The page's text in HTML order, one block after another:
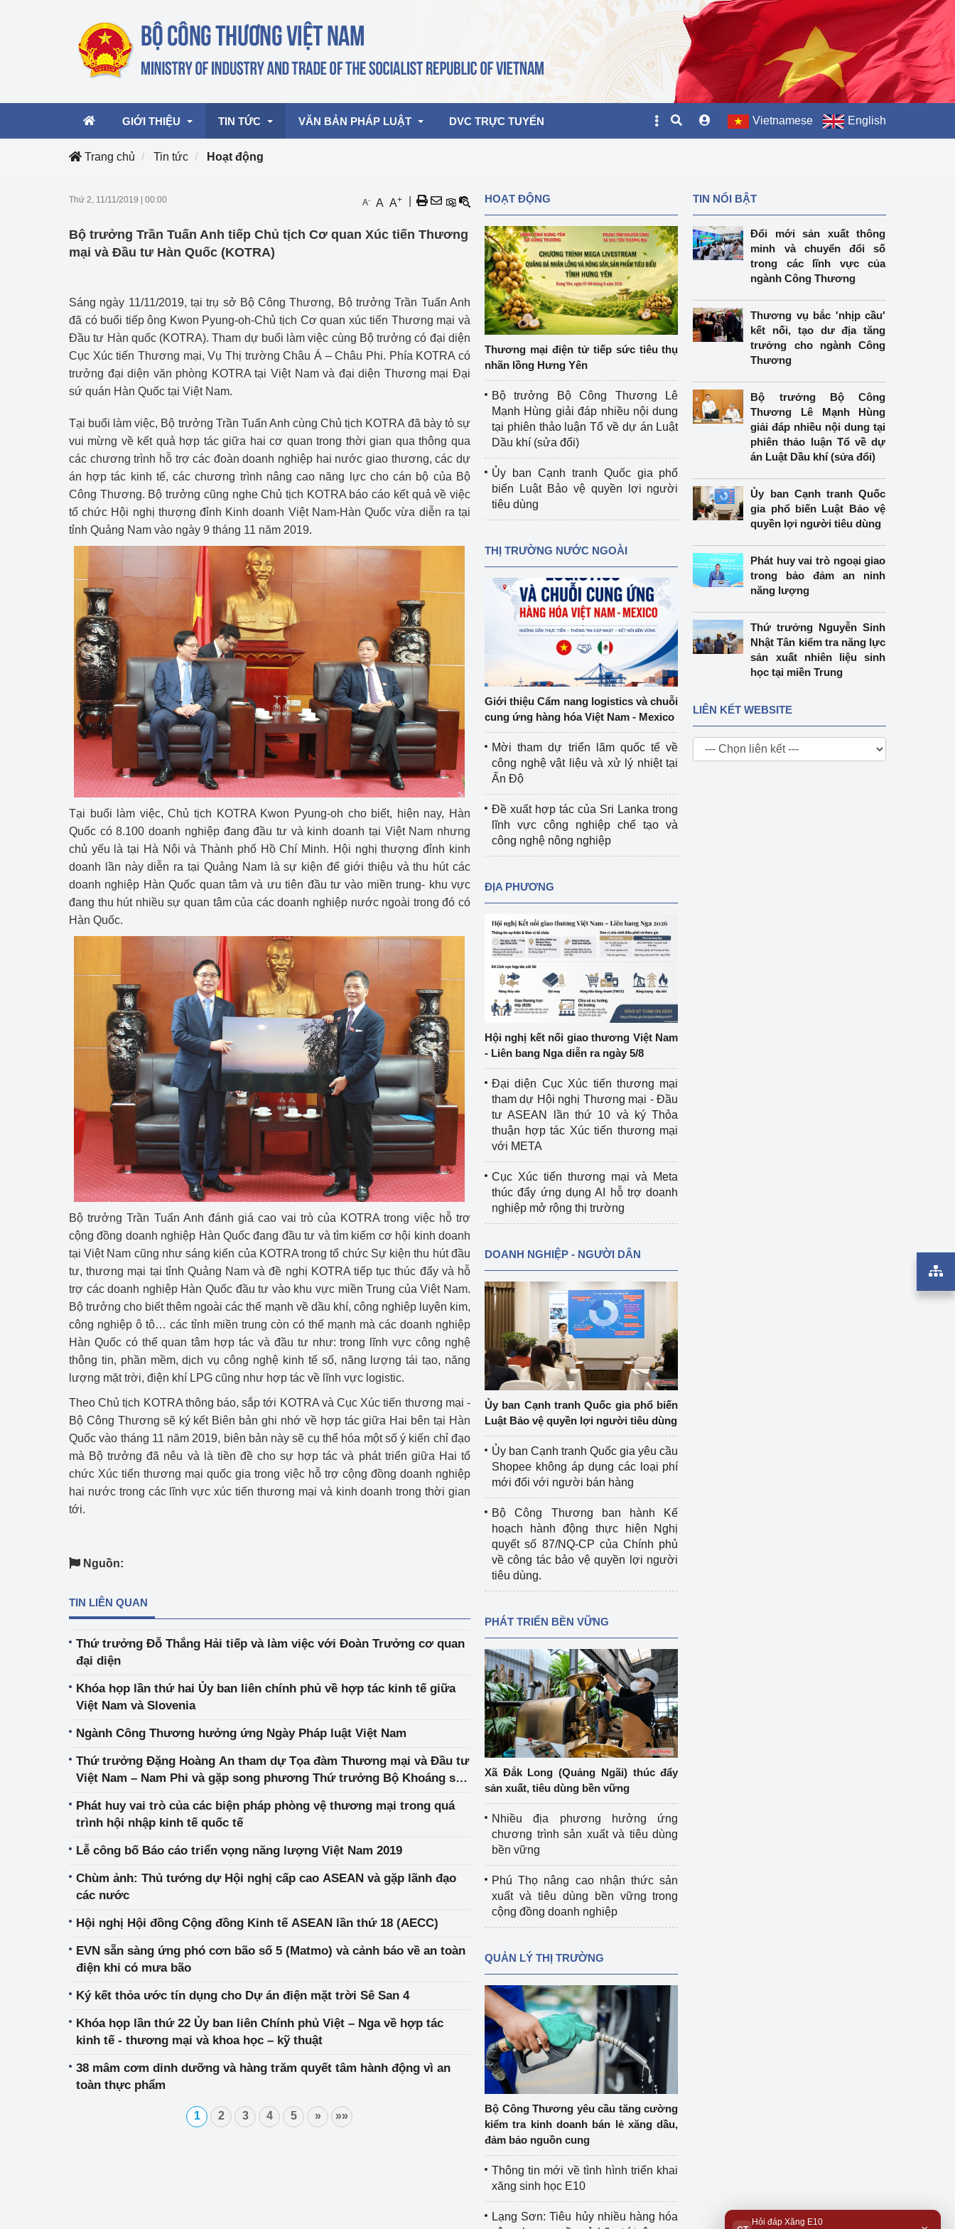
GIỚI THIỆU
Cơ cấu tổ chức
TIN TỨC
Hoạt động của Lãnh đạo Bộ
mại, Dịch vụ Việt Nam 2026
Hoạt động của Bộ trưởng
Công Thương - Công luận
Họp báo
Thông cáo báo chí
Chuyển đổi số
Lịch sử phát triển
Bản tin Thị trường Nông Lâm Thủy sản
Phát triển nguồn nhân lực
Phát triển bền vững
Tổ chức kiểm định
Tổ chức kiểm định kỹ thuật an toàn lao
Tổ chức được cấp GCN đăng ký, hoạt
động kiểm định thiết bị, dụng cụ điện
làm việc ở môi trường không có nguy
hiểm khí, bụi nổ
Cơ sở sản xuất, sửa chữa chai chứa
LPG
Tổ chức huấn luyện, bồi dưỡng
nghiệp vụ kiểm định kỹ thuật an toàn
lao động
Tái cơ cấu ngành Công Thương
Quản lý thị trường
Sử dụng năng lượng tiết kiệm và
hiệu quả
Hiệu quả năng lượng
Khoa học, công nghệ và đổi mới sáng
tạo
Thông báo
Bảo vệ môi trường Video bảo vệ môi trường
Album ảnh bảo vệ môi trường
Văn bản về môi trường
Đọc báo giúp bạn
Bảo vệ nền tảng tư tưởng của Đảng
Doanh nghiệp - Người dân
Xúc tiến thương mại Khu vực miền Bắc
Khu vực miền Trung
Khu vực miền Nam
Thị trường nước ngoài Hiệp định EVFTA
Thị trường châu Á – châu Phi
Thị trường châu Âu – châu Mỹ
Thị trường trong nước
Ngành Công Thương đưa nghị quyết
Đại hội XIV của Đảng vào cuộc sống
Phát triển công nghiệp Công nghiệp nền tảng
Chính sách
Sản xuất công nghiệp
Phát triển năng lượng
VĂN BẢN PHÁP LUẬT DVC TRỰC TUYẾN Vietnamese English
Trang chủ Tin tức Hoạt động
Thứ 2, 11/11/2019 00:00 A- A A+
Bộ trưởng Trần Tuấn Anh tiếp Chủ tịch Cơ quan Xúc tiến Thương
mại và Đầu tư Hàn Quốc (KOTRA)
Sáng ngày 11/11/2019, tại trụ sở Bộ Công Thương, Bộ trưởng Trần Tuấn Anh
đã có buổi tiếp ông Kwon Pyung-oh-Chủ tịch Cơ quan xúc tiến Thương mại và
Đầu tư Hàn quốc (KOTRA). Tham dự buổi làm việc cùng Bộ trưởng có đại diện
Cục Xúc tiến Thương mại, Vụ Thị trường Châu Á – Châu Phi. Phía KOTRA có
trưởng đại diện văn phòng KOTRA tại Việt Nam và đại diện Thương mại Đại
sứ quán Hàn Quốc tại Việt Nam.
Tại buổi làm việc, Bộ trưởng Trần Tuấn Anh cùng Chủ tịch KOTRA đã bày tỏ sự
vui mừng về kết quả hợp tác giữa hai cơ quan trong thời gian qua thông qua
các chương trình hỗ trợ các đoàn doanh nghiệp hai nước giao thương, các dự
án hợp tác kinh tế, các chương trình nâng cao năng lực cho cán bộ của Bộ
Công Thương. Bộ trưởng cũng nghe Chủ tịch KOTRA báo cáo kết quả về việc
tổ chức Hội nghị thượng đỉnh Kinh doanh Việt Nam-Hàn Quốc vừa diễn ra tại
tỉnh Quảng Nam vào ngày 9 tháng 11 năm 2019.
Tại buổi làm việc, Chủ tịch KOTRA Kwon Pyung-oh cho biết, hiện nay, Hàn
Quốc có 8.100 doanh nghiệp đang đầu tư và kinh doanh tại Việt Nam nhưng
chủ yếu là tại Hà Nội và Thành phố Hồ Chí Minh. Hội nghị thượng đỉnh kinh
doanh lần này diễn ra tại Quảng Nam là sự kiện để giới thiệu và thu hút các
doanh nghiệp Hàn Quốc quan tâm và ưu tiên đầu tư vào miền trung- khu vực
đang thu hút nhiều sự quan tâm của các doanh nghiệp nước ngoài trong đó có
Hàn Quốc.
Bộ trưởng Trần Tuấn Anh đánh giá cao vai trò của KOTRA trong việc hỗ trợ
cộng đồng doanh nghiệp Hàn Quốc đang đầu tư và tìm kiếm cơ hội kinh doanh
tại Việt Nam cũng như sáng kiến của KOTRA trong tổ chức Sự kiện thu hút đầu
tư, thương mại tại tỉnh Quảng Nam và đề nghị KOTRA tiếp tục thúc đẩy và hỗ
trợ các doanh nghiệp Hàn Quốc đầu tư vào khu vực miền Trung của Việt Nam.
Bộ trưởng cho biết thêm ngoài các thế mạnh về dầu khí, công nghiệp luyện kim,
công nghiệp ô tô… các tỉnh miền trung còn có thế mạnh mà các doanh nghiệp
Hàn Quốc có thể quan tâm hợp tác và đầu tư như: trong lĩnh vực công nghệ
thông tin, phần mềm, dịch vụ công nghệ kinh tế số, năng lượng tái tạo, năng
lượng mặt trời, điện khí LPG cũng như hợp tác về lĩnh vực logistic.
Theo Chủ tịch KOTRA thông báo, sắp tới KOTRA và Cục Xúc tiến thương mại -
Bộ Công Thương sẽ ký kết Biên bản ghi nhớ về hợp tác giữa Hai bên tại Hàn
Quốc vào tháng 11 năm 2019, biên bản này sẽ cụ thể hóa một số ý kiến chỉ đạo
mà Bộ trưởng đã nêu và là tiền đề cho sự hợp tác và phát triển giữa Hai tổ
chức Xúc tiến thương mại quốc gia trong việc hỗ trợ cộng đồng doanh nghiệp
hai nước trong các lĩnh vực xúc tiến thương mại và kinh doanh trong thời gian
tới.
Nguồn:
TIN LIÊN QUAN
Thứ trưởng Đỗ Thắng Hải tiếp và làm việc với Đoàn Trưởng cơ quan
đại diện
Khóa họp lần thứ hai Ủy ban liên chính phủ về hợp tác kinh tế giữa
Việt Nam và Slovenia
Ngành Công Thương hưởng ứng Ngày Pháp luật Việt Nam
Thứ trưởng Đặng Hoàng An tham dự Tọa đàm Thương mại và Đầu tư
Việt Nam – Nam Phi và gặp song phương Thứ trưởng Bộ Khoáng sản
Phát huy vai trò của các biện pháp phòng vệ thương mại trong quá
trình hội nhập kinh tế quốc tế
Lễ công bố Báo cáo triển vọng năng lượng Việt Nam 2019
Chùm ảnh: Thủ tướng dự Hội nghị cấp cao ASEAN và gặp lãnh đạo
các nước
Hội nghị Hội đồng Cộng đồng Kinh tế ASEAN lần thứ 18 (AECC)
EVN sẵn sàng ứng phó cơn bão số 5 (Matmo) và cảnh báo về an toàn
điện khi có mưa bão
Ký kết thỏa ước tín dụng cho Dự án điện mặt trời Sê San 4
Khóa họp lần thứ 22 Ủy ban liên Chính phủ Việt – Nga về hợp tác
kinh tế - thương mại và khoa học – kỹ thuật
38 mâm cơm dinh dưỡng và hàng trăm quyết tâm hành động vì an
toàn thực phẩm
1 2 3 4 5 » »»
HOẠT ĐỘNG
Thương mại điện tử tiếp sức tiêu thụ
nhãn lồng Hưng Yên
Bộ trưởng Bộ Công Thương Lê
Mạnh Hùng giải đáp nhiều nội dung
tại phiên thảo luận Tổ về dự án Luật
Dầu khí (sửa đổi)
Ủy ban Cạnh tranh Quốc gia phổ
biến Luật Bảo vệ quyền lợi người
tiêu dùng
THỊ TRƯỜNG NƯỚC NGOÀI
Giới thiệu Cẩm nang logistics và chuỗi
cung ứng hàng hóa Việt Nam - Mexico
Mời tham dự triển lãm quốc tế về
công nghệ vật liệu và xử lý nhiệt tại
Ấn Độ
Đề xuất hợp tác của Sri Lanka trong
lĩnh vực công nghiệp chế tạo và
công nghệ nông nghiệp
ĐỊA PHƯƠNG
Hội nghị kết nối giao thương Việt Nam
- Liên bang Nga diễn ra ngày 5/8
Đại diện Cục Xúc tiến thương mại
tham dự Hội nghị Thương mại - Đầu
tư ASEAN lần thứ 10 và ký Thỏa
thuận hợp tác Xúc tiến thương mại
với META
Cục Xúc tiến thương mại và Meta
thúc đẩy ứng dụng AI hỗ trợ doanh
nghiệp mở rộng thị trường
DOANH NGHIỆP - NGƯỜI DÂN
Ủy ban Cạnh tranh Quốc gia phổ biến
Luật Bảo vệ quyền lợi người tiêu dùng
Ủy ban Cạnh tranh Quốc gia yêu cầu
Shopee không áp dụng các loại phí
mới đối với người bán hàng
Bộ Công Thương ban hành Kế
hoạch hành động thực hiện Nghị
quyết số 87/NQ-CP của Chính phủ
về công tác bảo vệ quyền lợi người
tiêu dùng.
PHÁT TRIỂN BỀN VỮNG
Xã Đắk Long (Quảng Ngãi) thúc đẩy
sản xuất, tiêu dùng bền vững
Nhiều địa phương hưởng ứng
chương trình sản xuất và tiêu dùng
bền vững
Phú Thọ nâng cao nhận thức sản
xuất và tiêu dùng bền vững trong
cộng đồng doanh nghiệp
QUẢN LÝ THỊ TRƯỜNG
Bộ Công Thương yêu cầu tăng cường
kiểm tra kinh doanh bán lẻ xăng dầu,
đảm bảo nguồn cung
Thông tin mới về tình hình triển khai
xăng sinh học E10
Lạng Sơn: Tiêu hủy nhiều hàng hóa
TIN NỔI BẬT
Đổi mới sản xuất thông
minh và chuyển đổi số
trong các lĩnh vực của
ngành Công Thương
Thương vụ bắc 'nhịp cầu'
kết nối, tạo dư địa tăng
trưởng cho ngành Công
Thương
Bộ trưởng Bộ Công
Thương Lê Mạnh Hùng
giải đáp nhiều nội dung tại
phiên thảo luận Tổ về dự
án Luật Dầu khí (sửa đổi)
Ủy ban Cạnh tranh Quốc
gia phổ biến Luật Bảo vệ
quyền lợi người tiêu dùng
Phát huy vai trò ngoại giao
trong bảo đảm an ninh
năng lượng
Thứ trưởng Nguyễn Sinh
Nhật Tân kiểm tra năng lực
sản xuất nhiên liệu sinh
học tại miền Trung
LIÊN KẾT WEBSITE
Hỏi đáp Xăng E10